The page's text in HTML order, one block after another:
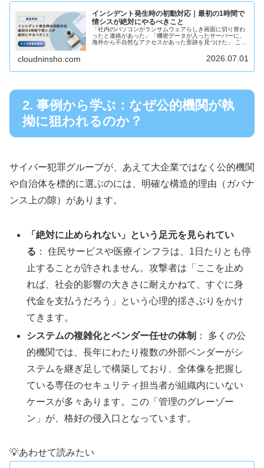
インシデント発生時の初動対応｜最初の1時間で
情シスが絶対にやるべきこと
「社内のパソコンがランサムウェアらしき画面に切り替わ
ったと連絡があった」「機密データが入ったサーバーに、
海外から不自然なアクセスがあった形跡を見つけた」 この
cloudninsho.com 2026.07.01
2. 事例から学ぶ：なぜ公的機関が執
拗に狙われるのか？
サイバー犯罪グループが、あえて大企業ではなく公的機関
や自治体を標的に選ぶのには、明確な構造的理由（ガバナ
ンス上の隙）があります。
「絶対に止められない」という足元を見られてい
る ： 住民サービスや医療インフラは、1日たりとも停
止することが許されません。攻撃者は「ここを止め
れば、社会的影響の大きさに耐えかねて、すぐに身
代金を支払うだろう」という心理的揺さぶりをかけ
てきます。
システムの複雑化とベンダー任せの体制 ： 多くの公
的機関では、長年にわたり複数の外部ベンダーがシ
ステムを継ぎ足しで構築しており、全体像を把握し
ている専任のセキュリティ担当者が組織内にいない
ケースが多々あります。この「管理のグレーゾー
ン」が、格好の侵入口となっています。
💡あわせて読みたい